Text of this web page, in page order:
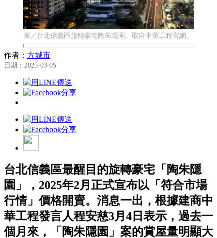
圖／台北信義區旋轉豪宅陶朱隱園。取自中華工程官網。
作者： 方城市
日期：2025-03-05
台北信義區最醒目的旋轉豪宅「陶朱隱
園」，2025年2月正式宣布以「符合市場
行情」價格開賣。消息一出，根據建商中
華工程發言人程安慈3月4日表示，過去一
個月來，「陶朱隱園」案的賞屋量明顯大